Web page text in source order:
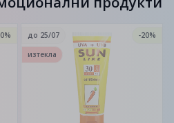
до 25/07
-20%
изтекла